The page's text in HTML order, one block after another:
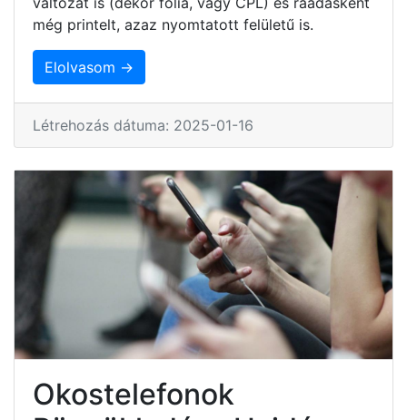
még printelt, azaz nyomtatott felületű is.
Elolvasom →
Létrehozás dátuma: 2025-01-16
Okostelefonok